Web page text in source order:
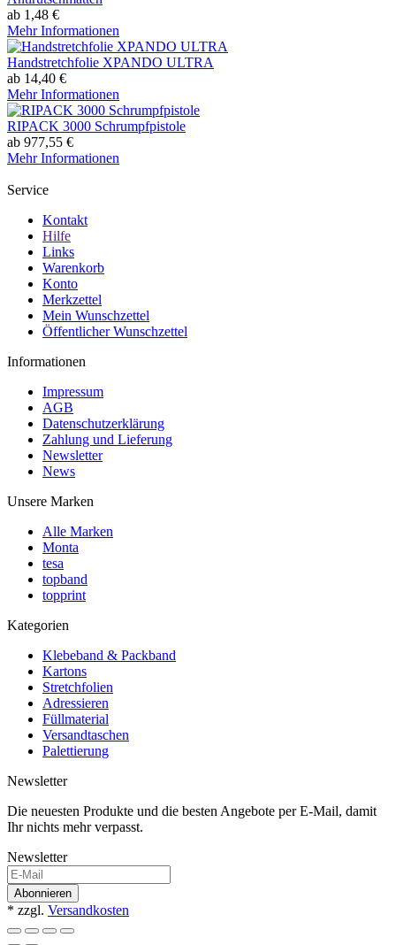
ab 1,48 €
Mehr Informationen
Handstretchfolie XPANDO ULTRA
ab 14,40 €
Mehr Informationen
RIPACK 3000 Schrumpfpistole
ab 977,55 €
Mehr Informationen
Service
Kontakt
Hilfe
Links
Warenkorb
Konto
Merkzettel
Mein Wunschzettel
Öffentlicher Wunschzettel
Informationen
Impressum
AGB
Datenschutzerklärung
Zahlung und Lieferung
Newsletter
News
Unsere Marken
Alle Marken
Monta
tesa
topband
topprint
Kategorien
Klebeband & Packband
Kartons
Stretchfolien
Adressieren
Füllmaterial
Versandtaschen
Palettierung
Newsletter
Die neuesten Produkte und die besten Angebote per E-Mail, damit
Ihr nichts mehr verpasst.
Newsletter
Abonnieren
* zzgl. Versandkosten